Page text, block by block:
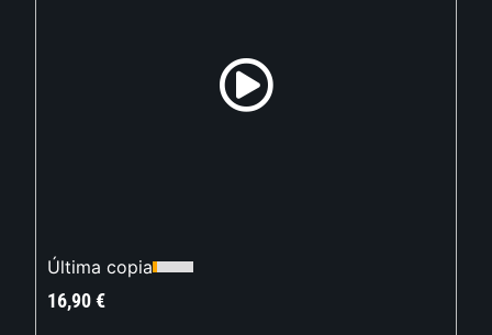
Última copia
16,90€